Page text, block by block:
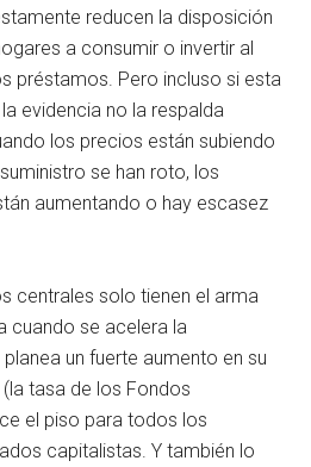
reducen la disposición
a consumir o invertir al
préstamos. Pero incluso si esta
evidencia no la respalda
los precios están subiendo
se han roto, los
aumentando o hay escasez
centrales solo tienen el arma
cuando se acelera la
un fuerte aumento en su
(la tasa de los Fondos
el piso para todos los
capitalistas. Y también lo